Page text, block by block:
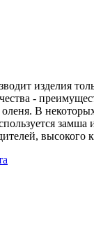
изделия
-
В
высокого